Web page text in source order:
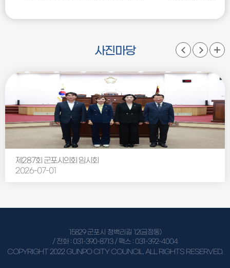
사진마당
제287회 군포시의회 임시회
2026-07-01
15829 군포시 청백리길 12(금정동)
/ 전화 : 031-390-8713 / 팩스 : 031-392-4004
COPYRIGHT 2022 GUNPO CITY COUNCIL. ALL RIGHTS RESERVED.